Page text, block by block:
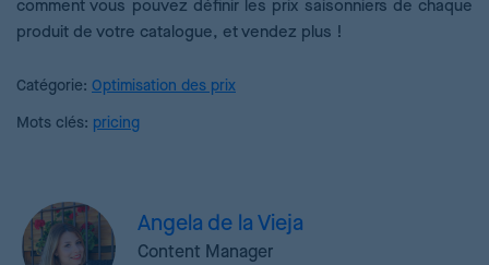
comment vous pouvez définir les prix saisonniers de chaque
produit de votre catalogue, et vendez plus !
Catégorie: Optimisation des prix
Mots clés: pricing
Angela de la Vieja
Content Manager